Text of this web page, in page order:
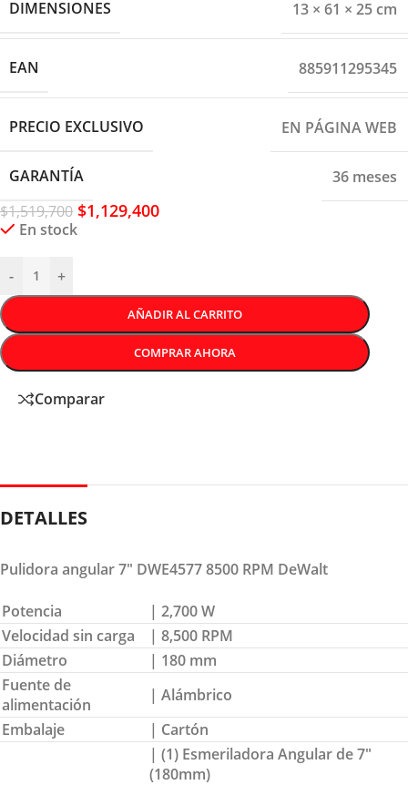
DIMENSIONES 13 × 61 × 25 cm
EAN 885911295345
PRECIO EXCLUSIVO EN PÁGINA WEB
GARANTÍA
36 meses
$1,519,700 $1,129,400
En stock
- +
AÑADIR AL CARRITO
COMPRAR AHORA
Comparar
DETALLES
Pulidora angular 7″ DWE4577 8500 RPM DeWalt
Potencia
| 2,700 W
Velocidad sin carga
| 8,500 RPM
Diámetro
| 180 mm
Fuente de
alimentación
| Alámbrico
Embalaje
| Cartón
| (1) Esmeriladora Angular de 7″
(180mm)